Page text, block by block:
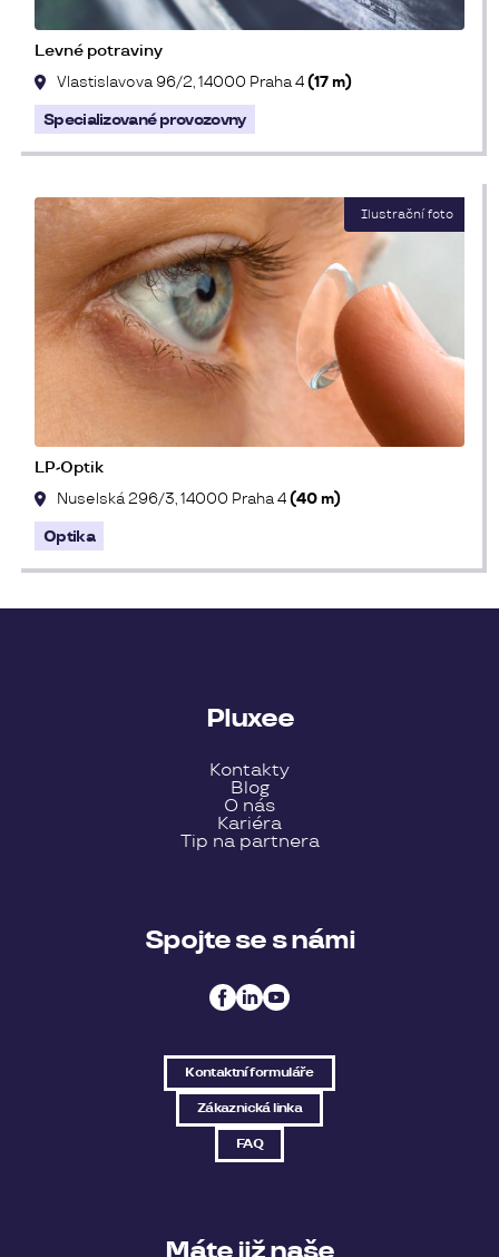
Levné potraviny
Vlastislavova 96/2, 14000 Praha 4(17 m)
Specializované provozovny
LP-Optik
Nuselská 296/3, 14000 Praha 4(40 m)
Optika
Pluxee
Kontakty
Blog
O nás
Kariéra
Tip na partnera
Spojte se s námi
Kontaktní formuláře
Zákaznická linka
FAQ